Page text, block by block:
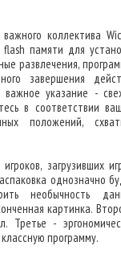
коллектива
памяти для
развлечения,
завершения
важное указание -
в соответствии
положений,
загрузивших
однозначно
необычность
картинка.
Третье -
программу.